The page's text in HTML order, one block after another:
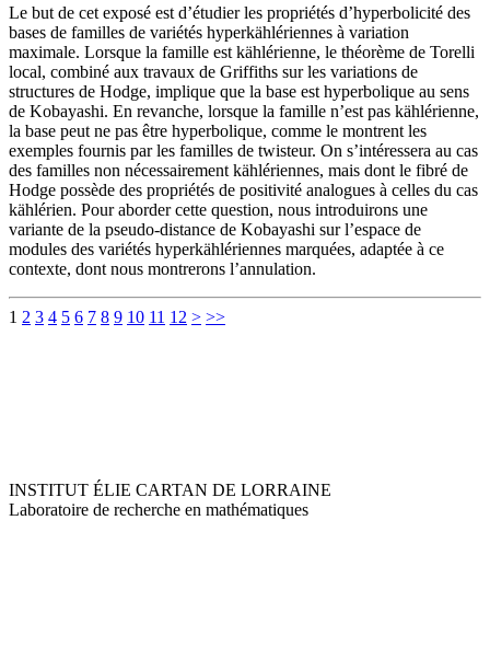
Le but de cet exposé est d’étudier les propriétés d’hyperbolicité des
bases de familles de variétés hyperkählériennes à variation
maximale. Lorsque la famille est kählérienne, le théorème de Torelli
local, combiné aux travaux de Griffiths sur les variations de
structures de Hodge, implique que la base est hyperbolique au sens
de Kobayashi. En revanche, lorsque la famille n’est pas kählérienne,
la base peut ne pas être hyperbolique, comme le montrent les
exemples fournis par les familles de twisteur. On s’intéressera au cas
des familles non nécessairement kählériennes, mais dont le fibré de
Hodge possède des propriétés de positivité analogues à celles du cas
kählérien. Pour aborder cette question, nous introduirons une
variante de la pseudo-distance de Kobayashi sur l’espace de
modules des variétés hyperkählériennes marquées, adaptée à ce
contexte, dont nous montrerons l’annulation.
1 2 3 4 5 6 7 8 9 10 11 12 > >>
INSTITUT ÉLIE CARTAN DE LORRAINE
Laboratoire de recherche en mathématiques